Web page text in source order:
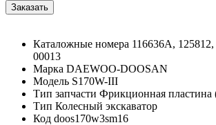
Каталожные номера 116636A,
00013
Марка DAEWOO-DOOSAN
Модель S170W-III
Тип запчасти Фрикционная пластина
Тип Колесный экскаватор
Код doos170w3sm16